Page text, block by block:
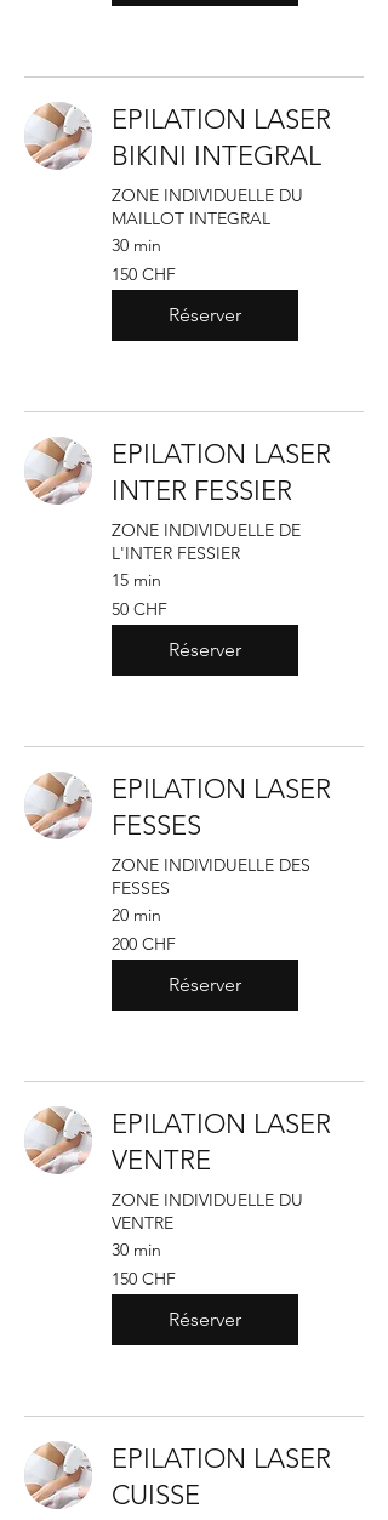
EPILATION LASER
BIKINI INTEGRAL
ZONE INDIVIDUELLE DU
MAILLOT INTEGRAL
30 min
150
francs
suisses
150 CHF
Réserver
EPILATION LASER
INTER FESSIER
ZONE INDIVIDUELLE DE
L'INTER FESSIER
15 min
50
francs
suisses
50 CHF
Réserver
EPILATION LASER
FESSES
ZONE INDIVIDUELLE DES
FESSES
20 min
200
francs
suisses
200 CHF
Réserver
EPILATION LASER
VENTRE
ZONE INDIVIDUELLE DU
VENTRE
30 min
150
francs
suisses
150 CHF
Réserver
EPILATION LASER
CUISSE